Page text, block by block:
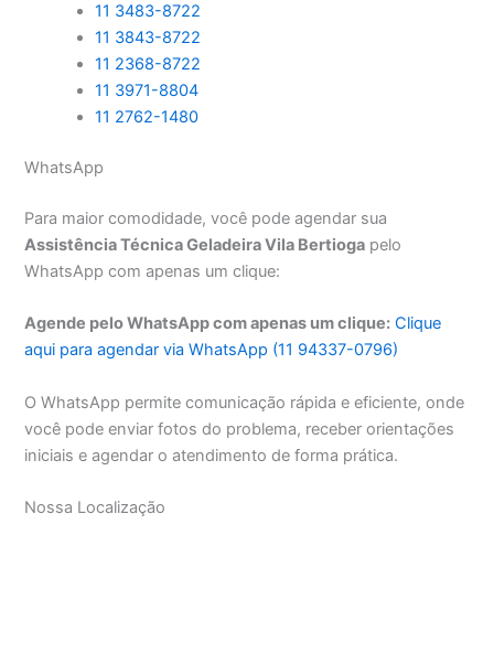
11 3483-8722
11 3843-8722
11 2368-8722
11 3971-8804
11 2762-1480
WhatsApp
Para maior comodidade, você pode agendar sua
Assistência Técnica Geladeira Vila Bertioga pelo
WhatsApp com apenas um clique:
Agende pelo WhatsApp com apenas um clique: Clique
aqui para agendar via WhatsApp (11 94337-0796)
O WhatsApp permite comunicação rápida e eficiente, onde
você pode enviar fotos do problema, receber orientações
iniciais e agendar o atendimento de forma prática.
Nossa Localização